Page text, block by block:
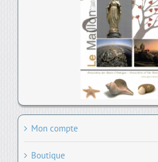
Mon compte
Boutique